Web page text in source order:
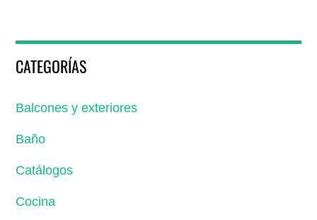
CATEGORÍAS
Balcones y exteriores
Baño
Catálogos
Cocina